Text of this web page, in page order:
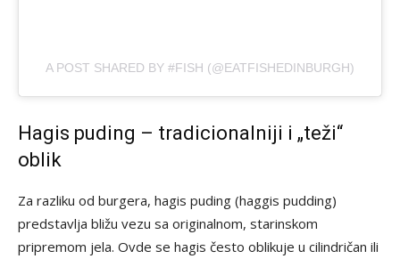
A POST SHARED BY #FISH (@EATFISHEDINBURGH)
Hagis puding – tradicionalniji i „teži“
oblik
Za razliku od burgera, hagis puding (haggis pudding)
predstavlja bližu vezu sa originalnom, starinskom
pripremom jela. Ovde se hagis često oblikuje u cilindričan ili